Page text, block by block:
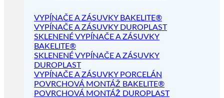
VYPÍNAČE A ZÁSUVKY BAKELITE®
VYPÍNAČE A ZÁSUVKY DUROPLAST
SKLENENÉ VYPÍNAČE A ZÁSUVKY
BAKELITE®
SKLENENÉ VYPÍNAČE A ZÁSUVKY
DUROPLAST
VYPÍNAČE A ZÁSUVKY PORCELÁN
POVRCHOVÁ MONTÁŽ BAKELITE®
POVRCHOVÁ MONTÁŽ DUROPLAST